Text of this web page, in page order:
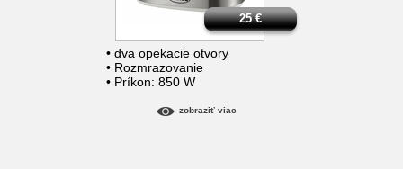
• dva opekacie otvory
• Rozmrazovanie
• Príkon: 850 W
25€
zobraziť viac